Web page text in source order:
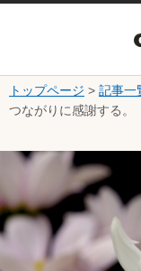
本文へ
ニ
ュ
ー
を
開
トップページ > 記事一
つながりに感謝する。